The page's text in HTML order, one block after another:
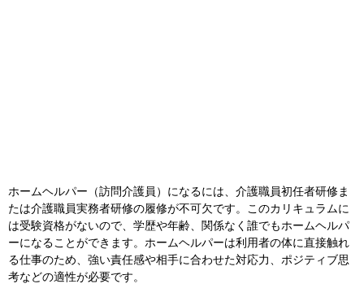
ホームヘルパー（訪問介護員）になるには、介護職員初任者研修ま
たは介護職員実務者研修の履修が不可欠です。このカリキュラムに
は受験資格がないので、学歴や年齢、関係なく誰でもホームヘルパ
ーになることができます。ホームヘルパーは利用者の体に直接触れ
る仕事のため、強い責任感や相手に合わせた対応力、ポジティブ思
考などの適性が必要です。